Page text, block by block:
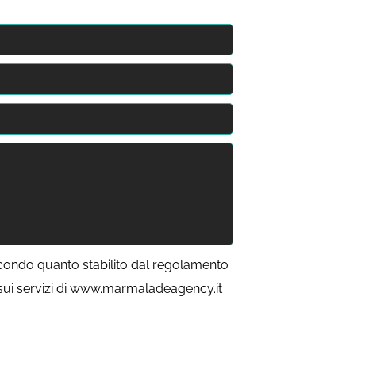
quanto stabilito dal regolamento
servizi di www.marmaladeagency.it